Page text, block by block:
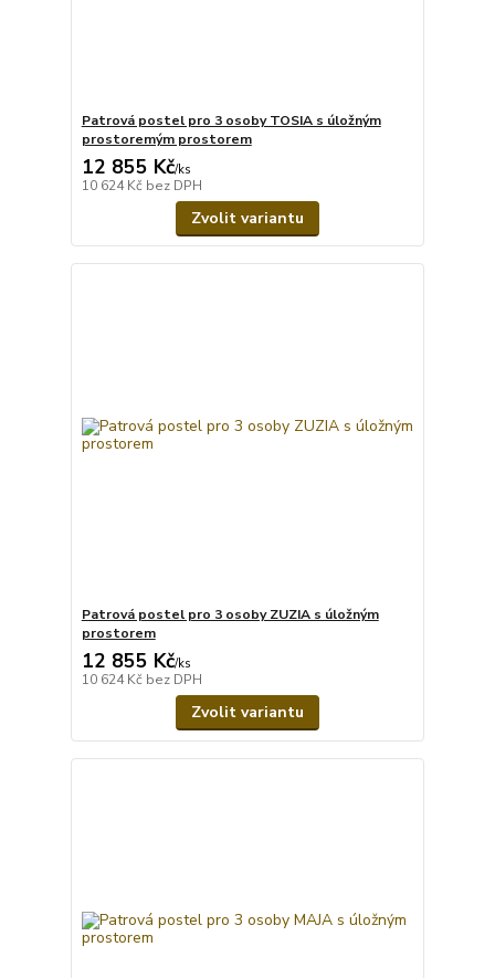
Patrová postel pro 3 osoby TOSIA s úložným
prostoremým prostorem
12 855 Kč/ks
10 624 Kč bez DPH
Zvolit variantu
Patrová postel pro 3 osoby ZUZIA s úložným
prostorem
12 855 Kč/ks
10 624 Kč bez DPH
Zvolit variantu